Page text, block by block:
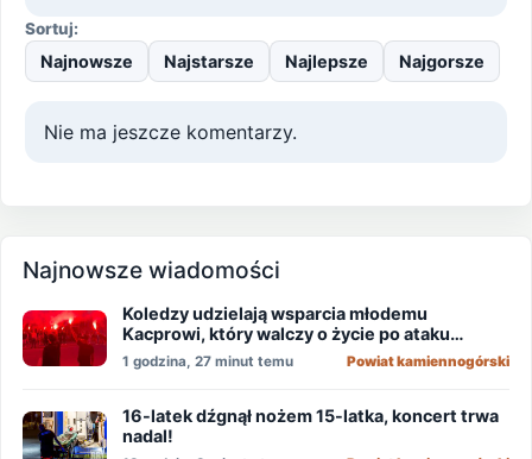
Sortuj:
Najnowsze Najstarsze Najlepsze Najgorsze
Nie ma jeszcze komentarzy.
Najnowsze wiadomości
Koledzy udzielają wsparcia młodemu
Kacprowi, który walczy o życie po ataku
nożownika!
1 godzina, 27 minut temu Powiat kamiennogórski
16-latek dźgnął nożem 15-latka, koncert trwa
nadal!